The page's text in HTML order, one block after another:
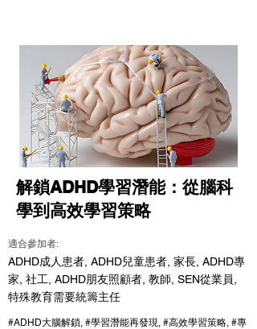
解鎖ADHD學習潛能：從腦科
學到高效學習策略
適合參加者:
ADHD成人患者, ADHD兒童患者, 家長, ADHD專
家, 社工, ADHD朋友照顧者, 教師, SEN從業員,
特殊教育需要統籌主任
#ADHD大腦解鎖, #學習潛能再發現, #高效學習策略, #專